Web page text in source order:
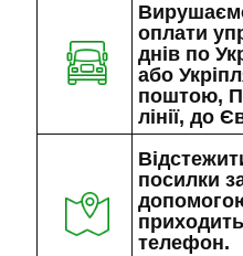
оплати
днів по
або
поштою,
лінії, до
посилки
телефон.